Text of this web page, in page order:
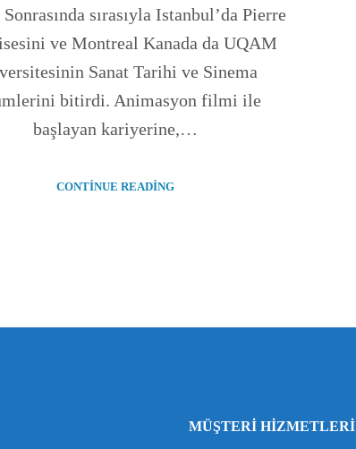
Sonrasında sırasıyla Istanbul’da Pierre
ve Montreal Kanada da UQAM
Sanat Tarihi ve Sinema
bitirdi. Animasyon filmi ile
başlayan kariyerine,…
CONTINUE READING
MÜŞTERI HIZMETLERI